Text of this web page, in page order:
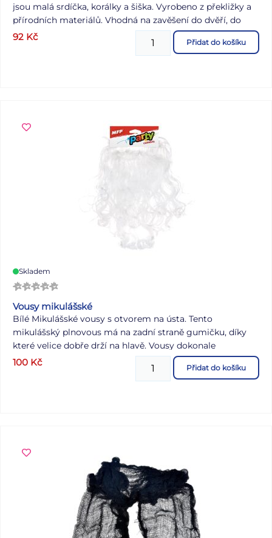
jsou malá srdíčka, korálky a šiška. Vyrobeno z překližky a
přírodních materiálů. Vhodná na zavěšení do dvěří, do
okna nebo na zeď. Materiál: dřevo Velikost: 500 mm
Dodáváme v sáčku se závěsem. Uvedená cena je za 1 ks.
92 Kč Přidat do košíku
Skladem
Vousy mikulášské
Bílé Mikulášské vousy s otvorem na ústa. Tento
mikulášský plnovous má na zadní straně gumičku, díky
které velice dobře drží na hlavě. Vousy dokonale
zamaskují Váš obličej, a pokud přidáte Mikulášskou čepici
tak Vás nikdo nepozná. Délka vousů: 40 cm
100 Kč Přidat do košíku